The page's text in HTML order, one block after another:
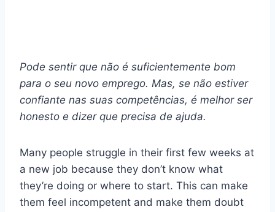
Pode sentir que não é suficientemente bom
para o seu novo emprego. Mas, se não estiver
confiante nas suas competências, é melhor ser
honesto e dizer que precisa de ajuda.
Many people struggle in their first few weeks at
a new job because they don’t know what
they’re doing or where to start. This can make
them feel incompetent and make them doubt